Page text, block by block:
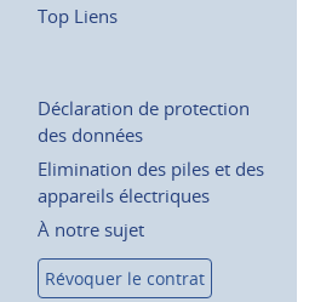
Top Liens
Déclaration de protection
des données
Elimination des piles et des
appareils électriques
À notre sujet
Révoquer le contrat